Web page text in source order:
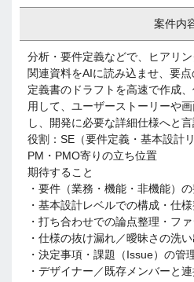
案件内
分析・要件定義などで、ヒアリ
関連資料をAIに読み込ませ、要
定義書のドラフトを高速で作成
用して、ユーザーストーリーや
し、開発に必要な詳細仕様へと言
役割：SE（要件定義・基本設計
PM・PMO寄りの立ち位置
期待すること
・要件（業務・機能・非機能）
・基本設計レベルでの構成・仕
・打ち合わせでの論点整理・フ
・仕様の抜け漏れ／曖昧さの洗
・決定事項・課題（Issue）の管
・デザイナー／既存メンバーと